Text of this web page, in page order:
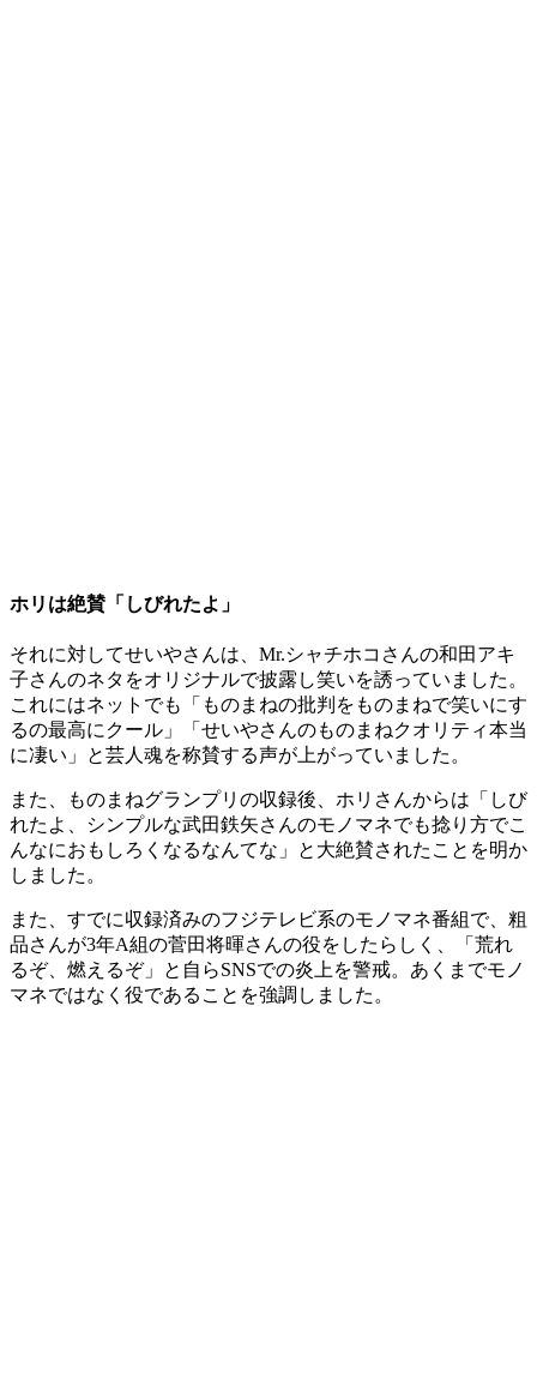
ホリは絶賛「しびれたよ」
それに対してせいやさんは、Mr.シャチホコさんの和田アキ
子さんのネタをオリジナルで披露し笑いを誘っていました。
これにはネットでも「ものまねの批判をものまねで笑いにす
るの最高にクール」「せいやさんのものまねクオリティ本当
に凄い」と芸人魂を称賛する声が上がっていました。
また、ものまねグランプリの収録後、ホリさんからは「しび
れたよ、シンプルな武田鉄矢さんのモノマネでも捻り方でこ
んなにおもしろくなるなんてな」と大絶賛されたことを明か
しました。
また、すでに収録済みのフジテレビ系のモノマネ番組で、粗
品さんが3年A組の菅田将暉さんの役をしたらしく、「荒れ
るぞ、燃えるぞ」と自らSNSでの炎上を警戒。あくまでモノ
マネではなく役であることを強調しました。